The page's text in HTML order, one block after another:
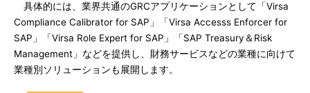
具体的には、業界共通のGRCアプリケーションとして「Virsa
Compliance Calibrator for SAP」「Virsa Accesss Enforcer for
SAP」「Virsa Role Expert for SAP」「SAP Treasury＆Risk
Management」などを提供し、財務サービスなどの業種に向けて
業種別ソリューションも展開します。